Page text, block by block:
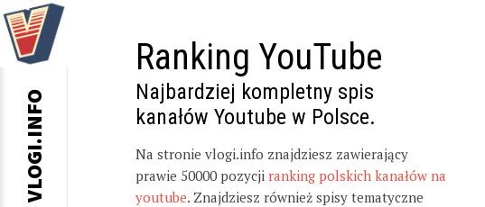
Ranking YouTube
Najbardziej kompletny spis
kanałów Youtube w Polsce.
Na stronie vlogi.info znajdziesz zawierający
prawie 50000 pozycji ranking polskich kanałów na
youtube. Znajdziesz również spisy tematyczne
VLOGI.INFO